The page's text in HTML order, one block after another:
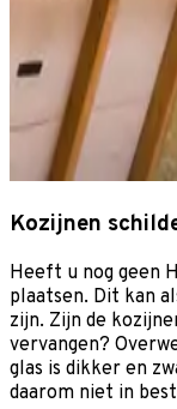
Kozijnen
Heeft u nog geen
plaatsen. Dit kan
zijn. Zijn de
vervangen?
glas is dikker en
daarom niet in